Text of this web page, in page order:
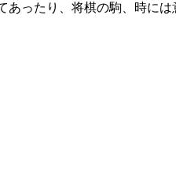
あったり、将棋の駒、時に